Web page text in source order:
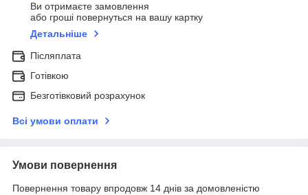
Ви отримаєте замовлення
або гроші повернуться на вашу картку
Детальніше
Післяплата
Готівкою
Безготівковий розрахунок
Всі умови оплати
Умови повернення
Повернення товару впродовж 14 днів за домовленістю